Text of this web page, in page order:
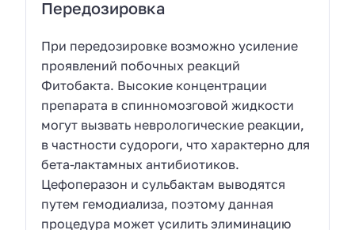
Передозировка
При передозировке возможно усиление
проявлений побочных реакций
Фитобакта. Высокие концентрации
препарата в спинномозговой жидкости
могут вызвать неврологические реакции,
в частности судороги, что характерно для
бета-лактамных антибиотиков.
Цефоперазон и сульбактам выводятся
путем гемодиализа, поэтому данная
процедура может усилить элиминацию